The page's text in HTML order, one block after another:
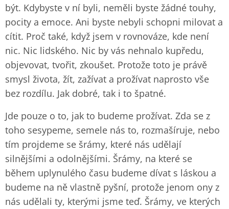
být. Kdybyste v ní byli, neměli byste žádné touhy,
pocity a emoce. Ani byste nebyli schopni milovat a
cítit. Proč také, když jsem v rovnováze, kde není
nic. Nic lidského. Nic by vás nehnalo kupředu,
objevovat, tvořit, zkoušet. Protože toto je právě
smysl života, žít, zažívat a prožívat naprosto vše
bez rozdílu. Jak dobré, tak i to špatné.
Jde pouze o to, jak to budeme prožívat. Zda se z
toho sesypeme, semele nás to, rozmašíruje, nebo
tím projdeme se šrámy, které nás udělají
silnějšími a odolnějšími. Šrámy, na které se
během uplynulého času budeme dívat s láskou a
budeme na ně vlastně pyšní, protože jenom ony z
nás udělali ty, kterými jsme teď. Šrámy, ve kterých